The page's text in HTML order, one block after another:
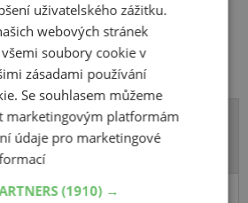
přímo v našem internetovém obchodě
uživatelského zážitku.
webových stránek
soubory cookie v
zásadami používání
Se souhlasem můžeme
marketingovým platformám
údaje pro marketingové
(1910) →